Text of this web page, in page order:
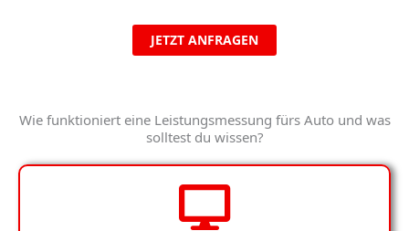
JETZT ANFRAGEN
Wie funktioniert eine Leistungsmessung fürs Auto und was
solltest du wissen?